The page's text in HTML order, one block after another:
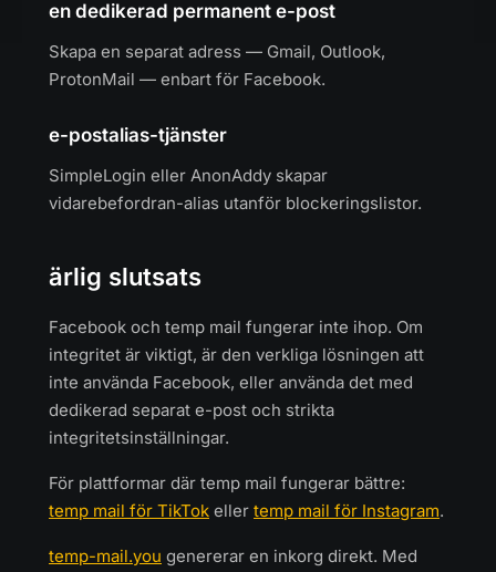
en dedikerad permanent e-post
Skapa en separat adress — Gmail, Outlook,
ProtonMail — enbart för Facebook.
e-postalias-tjänster
SimpleLogin eller AnonAddy skapar
vidarebefordran-alias utanför blockeringslistor.
ärlig slutsats
Facebook och temp mail fungerar inte ihop. Om
integritet är viktigt, är den verkliga lösningen att
inte använda Facebook, eller använda det med
dedikerad separat e-post och strikta
integritetsinställningar.
För plattformar där temp mail fungerar bättre:
temp mail för TikTok eller temp mail för Instagram.
temp-mail.you genererar en inkorg direkt. Med